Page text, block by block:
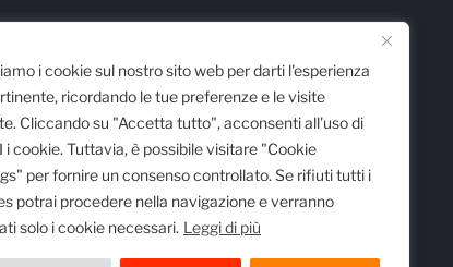
i cookie sul nostro sito web per darti l'esperienza
ricordando le tue preferenze e le visite
Cliccando su "Accetta tutto", acconsenti all'uso di
i cookie. Tuttavia, è possibile visitare "Cookie
per fornire un consenso controllato. Se rifiuti tutti i
potrai procedere nella navigazione e verranno
solo i cookie necessari. Leggi di più
delle imprese di Milano al n.
al Tribunale di Milano al n.